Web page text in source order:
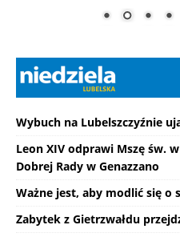
Wybuch na Lubelszczyźnie
Leon XIV odprawi Mszę św.
Dobrej Rady w Genazzano
Ważne jest, aby modlić się o
Zabytek z Gietrzwałdu